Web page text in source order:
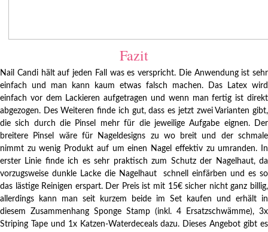
Fazit
Nail Candi hält auf jeden Fall was es verspricht. Die Anwendung ist sehr
einfach und man kann kaum etwas falsch machen. Das Latex wird
einfach vor dem Lackieren aufgetragen und wenn man fertig ist direkt
abgezogen. Des Weiteren finde ich gut, dass es jetzt zwei Varianten gibt,
die sich durch die Pinsel mehr für die jeweilige Aufgabe eignen. Der
breitere Pinsel wäre für Nageldesigns zu wo breit und der schmale
nimmt zu wenig Produkt auf um einen Nagel effektiv zu umranden. In
erster Linie finde ich es sehr praktisch zum Schutz der Nagelhaut, da
vorzugsweise dunkle Lacke die Nagelhaut schnell einfärben und es so
das lästige Reinigen erspart. Der Preis ist mit 15€ sicher nicht ganz billig,
allerdings kann man seit kurzem beide im Set kaufen und erhält in
diesem Zusammenhang Sponge Stamp (inkl. 4 Ersatzschwämme), 3x
Striping Tape und 1x Katzen-Waterdeceals dazu. Dieses Angebot gibt es